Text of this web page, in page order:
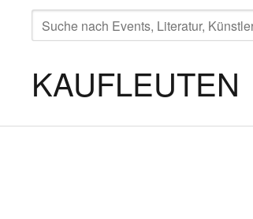
SUCHE
NACH:
KAUFLEUTEN